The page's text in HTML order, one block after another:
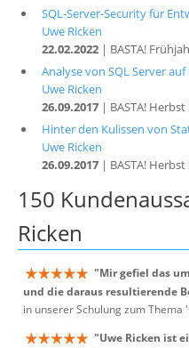
SQL-Server-Security für
Uwe Ricken
22.02.2022| BASTA!
Analyse von SQL Server
Uwe Ricken
26.09.2017| BASTA!
Hinter den Kulissen von
Uwe Ricken
26.09.2017| BASTA!
150
Ricken
"Mir gefiel das
und die daraus resultierende
in unserer Schulung zum Thema
"Uwe Ricken ist